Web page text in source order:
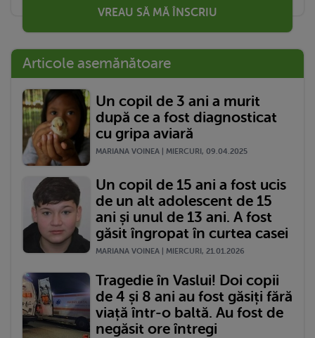
VREAU SĂ MĂ ÎNSCRIU
Articole asemănătoare
Un copil de 3 ani a murit
după ce a fost diagnosticat
cu gripa aviară
MARIANA VOINEA | MIERCURI, 09.04.2025
Un copil de 15 ani a fost ucis
de un alt adolescent de 15
ani și unul de 13 ani. A fost
găsit îngropat în curtea casei
MARIANA VOINEA | MIERCURI, 21.01.2026
Tragedie în Vaslui! Doi copii
de 4 și 8 ani au fost găsiți fără
viață într-o baltă. Au fost de
negăsit ore întregi